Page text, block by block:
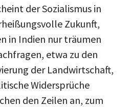
der Sozialismus in
Zukunft,
in Indien nur träumen
etwa zu den
der Landwirtschaft,
Widersprüche
den Zeilen an, zum